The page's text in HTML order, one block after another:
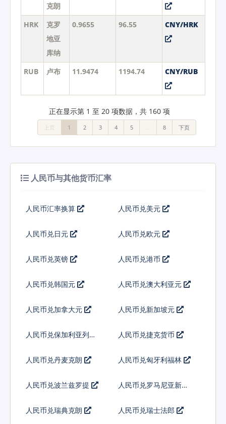
克朗
HRK
克罗
地亚
库纳
0.9655 96.55 CNY/HRK
RUB 卢布 11.9474 1194.74 CNY/RUB
正在显示第 1 至 20 项数据，共 160 项
上页 1 2 3 4 5 8 下页
人民币与其他货币汇率
人民币汇率换算 人民币兑美元
人民币兑日元 人民币兑欧元
人民币兑英镑 人民币兑港币
人民币兑韩国元 人民币兑澳大利亚元
人民币兑加拿大元 人民币兑新加坡元
人民币兑保加利亚列弗 人民币兑捷克货币
人民币兑丹麦克朗 人民币兑匈牙利福林
人民币兑波兰兹罗提
人民币兑罗马尼亚新列
人民币兑瑞典克朗 人民币兑瑞士法郎